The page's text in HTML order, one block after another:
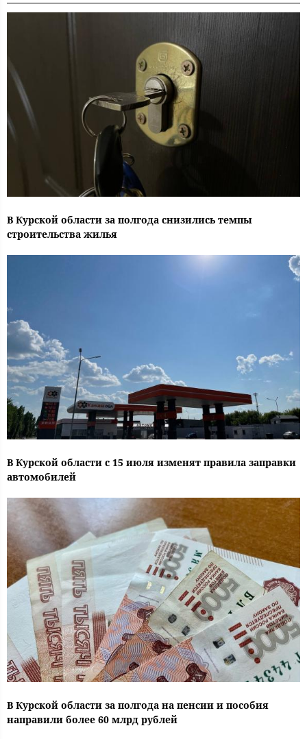
В Курской области за полгода снизились темпы
строительства жилья
В Курской области с 15 июля изменят правила заправки
автомобилей
В Курской области за полгода на пенсии и пособия
направили более 60 млрд рублей